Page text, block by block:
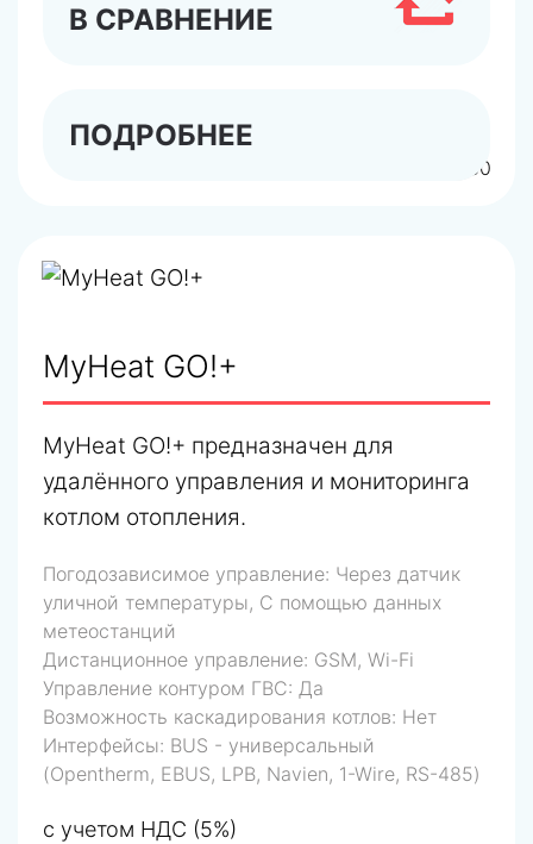
арт.6280
В СРАВНЕНИЕ
ПОДРОБНЕЕ
MyHeat GO!+
MyHeat GO!+ предназначен для
удалённого управления и мониторинга
котлом отопления.
Погодозависимое управление: Через датчик
уличной температуры, С помощью данных
метеостанций
Дистанционное управление: GSM, Wi-Fi
Управление контуром ГВС: Да
Возможность каскадирования котлов: Нет
Интерфейсы: BUS - универсальный
(Opentherm, EBUS, LPB, Navien, 1-Wire, RS-485)
с учетом НДС (5%)